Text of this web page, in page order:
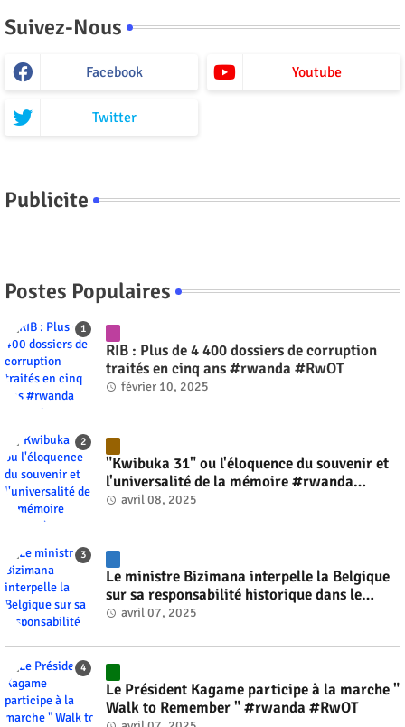
Suivez-Nous
Facebook Youtube
Twitter
Publicite
Postes Populaires
RIB : Plus de 4 400 dossiers de corruption
traités en cinq ans #rwanda #RwOT
février 10, 2025
"Kwibuka 31" ou l'éloquence du souvenir et
l'universalité de la mémoire #rwanda
#RwOT
avril 08, 2025
Le ministre Bizimana interpelle la Belgique
sur sa responsabilité historique dans le
génocide #rwanda #RwOT
avril 07, 2025
Le Président Kagame participe à la marche "
Walk to Remember " #rwanda #RwOT